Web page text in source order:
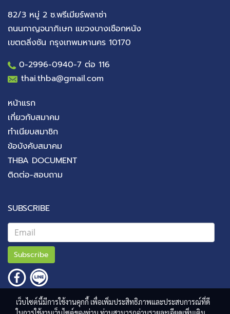
82/3 หมู่ 2 ซ.พรีเมียร์พลาซ่า
ถนนกาญจนาภิเษก แขวงบางเชือกหนัง
เขตตลิ่งชัน กรุงเทพมหานคร 10170
0-2996-0940-7 ต่อ 116
thai.thba@gmail.com
หน้าแรก
เกี่ยวกับสมาคม
ทำเนียบสมาชิก
ข้อบังคับสมาคม
THBA DOCUMENT
ติดต่อ-สอบถาม
SUBSCRIBE
Subscribe
เว็บไซต์นี้มีการใช้งานคุกกี้ เพื่อเพิ่มประสิทธิภาพและประสบการณ์ที่ดี